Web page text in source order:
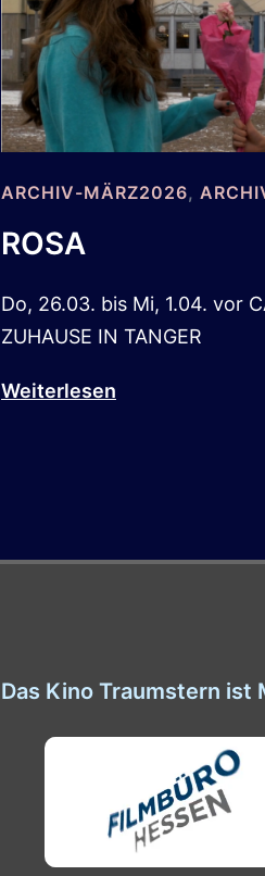
ARCHIV-MÄRZ2026,
ROSA
Do, 26.03. bis Mi, 1.04. vor
ZUHAUSE IN TANGER
Weiterlesen
Das Kino Traumstern ist